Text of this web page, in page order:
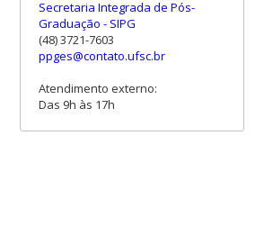
Secretaria Integrada de Pós-
Graduação - SIPG
(48) 3721-7603
ppges@contato.ufsc.br
Atendimento externo:
Das 9h às 17h